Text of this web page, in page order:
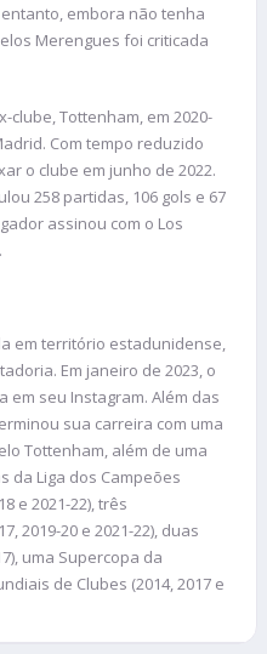
embora não tenha
Merengues foi criticada
Tottenham, em 2020-
Com tempo reduzido
o clube em junho de 2022.
258 partidas, 106 gols e 67
assinou com o Los
em território estadunidense,
Em janeiro de 2023, o
em seu Instagram. Além das
sua carreira com uma
Tottenham, além de uma
da Liga dos Campeões
e 2021-22), três
2019-20 e 2021-22), duas
uma Supercopa da
de Clubes (2014, 2017 e